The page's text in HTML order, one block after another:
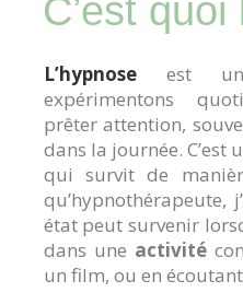
C’est quoi
L’hypnoseest un
expérimentons
prêter attention,
dans la journée. C’est
qui survit de
qu’hypnothérapeute,
état peut survenir
dans une activité
un film, ou en